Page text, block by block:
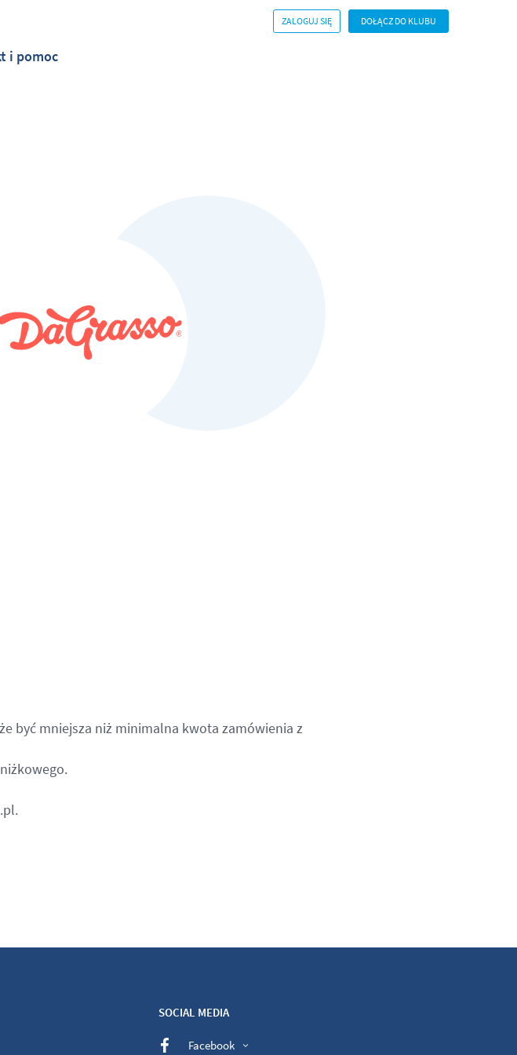
i pomoc
ZALOGUJ SIĘ DOŁĄCZ DO KLUBU
być mniejsza niż minimalna kwota zamówienia z
.
SOCIAL MEDIA
Facebook